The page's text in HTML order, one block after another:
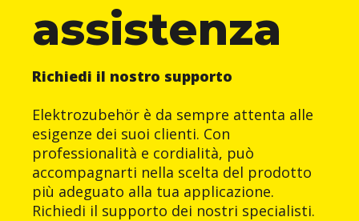
assistenza
Richiedi il nostro supporto
Elektrozubehör è da sempre attenta alle
esigenze dei suoi clienti. Con
professionalità e cordialità, può
accompagnarti nella scelta del prodotto
più adeguato alla tua applicazione.
Richiedi il supporto dei nostri specialisti.